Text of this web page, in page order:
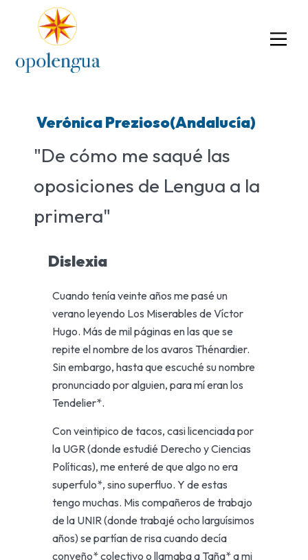
Verónica Prezioso(Andalucía)
"De cómo me saqué las
oposiciones de Lengua a la
primera"
Dislexia
Cuando tenía veinte años me pasé un
verano leyendo Los Miserables de Víctor
Hugo. Más de mil páginas en las que se
repite el nombre de los avaros Thénardier.
Sin embargo, hasta que escuché su nombre
pronunciado por alguien, para mí eran los
Tendelier*.
Con veintipico de tacos, casi licenciada por
la UGR (donde estudié Derecho y Ciencias
Políticas), me enteré de que algo no era
superfulo*, sino superfluo. Y de estas
tengo muchas. Mis compañeros de trabajo
de la UNIR (donde trabajé ocho larguísimos
años) se partían de risa cuando decía
conveño* colectivo o llamaba a Taña* a mi